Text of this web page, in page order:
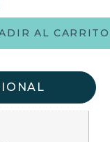
AL CARRITO